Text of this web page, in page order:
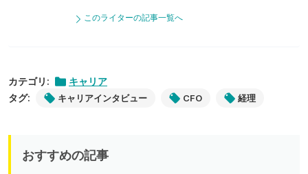
このライターの記事一覧へ
カテゴリ:
キャリア
タグ:
キャリアインタビュー CFO 経理
おすすめの記事